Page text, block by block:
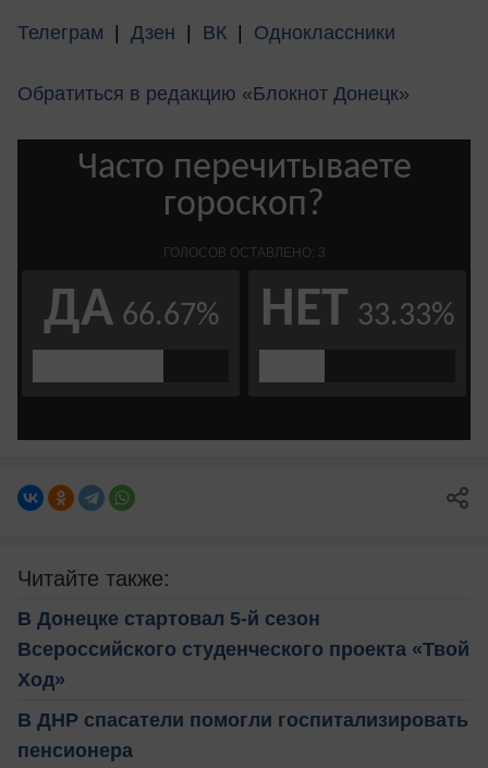
Телеграм | Дзен | ВК | Одноклассники
Обратиться в редакцию «Блокнот Донецк»
Читайте также:
В Донецке стартовал 5-й сезон
Всероссийского студенческого проекта «Твой
Ход»
В ДНР спасатели помогли госпитализировать
пенсионера